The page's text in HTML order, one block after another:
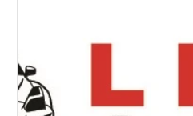
Car community その他
R35 GT-R R35 GT-R